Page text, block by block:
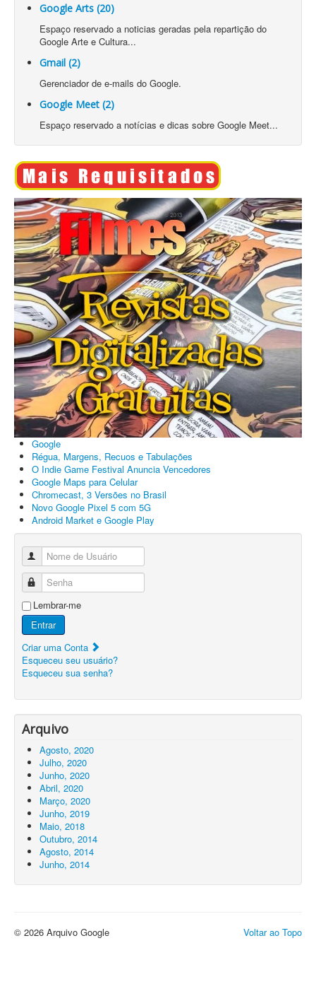
Google Arts (20)
Espaço reservado a noticias geradas pela repartição do
Google Arte e Cultura...
Gmail (2)
Gerenciador de e-mails do Google.
Google Meet (2)
Espaço reservado a notícias e dicas sobre Google Meet...
Google
Régua, Margens, Recuos e Tabulações
O Indie Game Festival Anuncia Vencedores
Google Maps para Celular
Chromecast, 3 Versões no Brasil
Novo Google Pixel 5 com 5G
Android Market e Google Play
Nome de Usuário
Senha
Lembrar-me
Entrar
Criar uma Conta
Esqueceu seu usuário?
Esqueceu sua senha?
Arquivo
Agosto, 2020
Julho, 2020
Junho, 2020
Abril, 2020
Março, 2020
Junho, 2019
Maio, 2018
Outubro, 2014
Agosto, 2014
Junho, 2014
Voltar ao Topo
© 2026 Arquivo Google